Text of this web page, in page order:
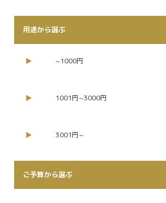
用途から選ぶ
~1000円
1001円~3000円
3001円~
ご予算から選ぶ